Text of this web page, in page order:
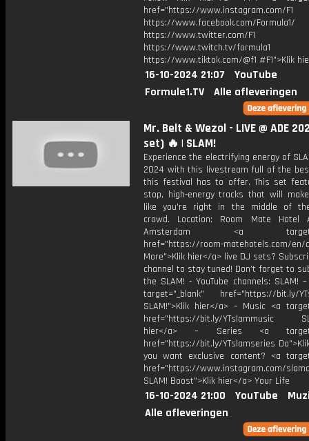
href="https://www.instagram.com/F1
https://www.facebook.com/Formula1/
https://www.twitter.com/F1
https://www.twitch.tv/formula1
https://www.tiktok.com/@f1 #F1">Klik
16-10-2024 21:07
YouTube
Formule1.TV
Alle afleveringen
Mr. Belt & Wezol - LIVE @ ADE
set) 🔥 | SLAM!
Experience the electrifying energy of
2024 with this livestream full of the
this festival has to offer. This set
stop, high-energy tracks that will
like you're right in the middle of
crowd. Location: Room Mate Hotel
Amsterdam <a
href="https://room-matehotels.com/en/
More">Klik hier</a> live DJ sets?
channel to stay tuned! Don’t forget to
the SLAM! - YouTube channels: SLAM!
target="_blank" href="https://bit.ly/
SLAM!">Klik hier</a> – Music <a
href="https://bit.ly/YTslammusic
hier</a> – Series <a
href="https://bit.ly/YTslamseries
you want exclusive content? <a
href="https://www.instagram.com/
SLAM! Boost">Klik hier</a> Your Life
16-10-2024 21:00 YouTube
Alle afleveringen